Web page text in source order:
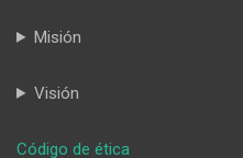
Misión
Visión
Código de ética